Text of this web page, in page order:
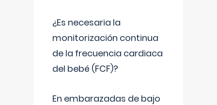
¿Es necesaria la
monitorización continua
de la frecuencia cardiaca
del bebé (FCF)?
En embarazadas de bajo